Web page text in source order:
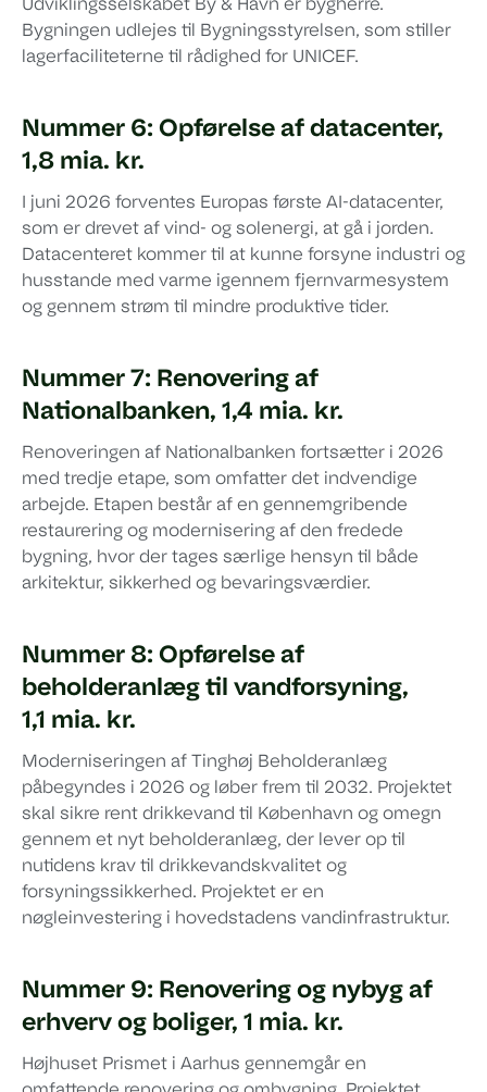
Udviklingsselskabet By & Havn er bygherre.
Bygningen udlejes til Bygningsstyrelsen, som stiller
lagerfaciliteterne til rådighed for UNICEF.
Nummer 6: Opførelse af datacenter,
1,8 mia. kr.
I juni 2026 forventes Europas første AI-datacenter,
som er drevet af vind- og solenergi, at gå i jorden.
Datacenteret kommer til at kunne forsyne industri og
husstande med varme igennem fjernvarmesystem
og gennem strøm til mindre produktive tider.
Nummer 7: Renovering af
Nationalbanken, 1,4 mia. kr.
Renoveringen af Nationalbanken fortsætter i 2026
med tredje etape, som omfatter det indvendige
arbejde. Etapen består af en gennemgribende
restaurering og modernisering af den fredede
bygning, hvor der tages særlige hensyn til både
arkitektur, sikkerhed og bevaringsværdier.
Nummer 8: Opførelse af
beholderanlæg til vandforsyning,
1,1 mia. kr.
Moderniseringen af Tinghøj Beholderanlæg
påbegyndes i 2026 og løber frem til 2032. Projektet
skal sikre rent drikkevand til København og omegn
gennem et nyt beholderanlæg, der lever op til
nutidens krav til drikkevandskvalitet og
forsyningssikkerhed. Projektet er en
nøgleinvestering i hovedstadens vandinfrastruktur.
Nummer 9: Renovering og nybyg af
erhverv og boliger, 1 mia. kr.
Højhuset Prismet i Aarhus gennemgår en